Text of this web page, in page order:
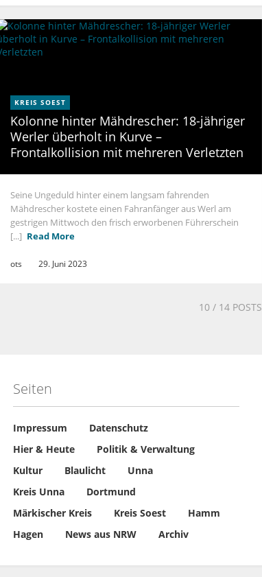
KREIS SOEST
Kolonne hinter Mähdrescher: 18-jähriger
Werler überholt in Kurve –
Frontalkollision mit mehreren Verletzten
Seine Ungeduld hinter einem langsam fahrenden
Mähdrescher kostete einen Fahranfänger aus Werl am
gestrigen Mittwoch den frisch erworbenen Führerschein
[...] Read More
ots 29. Juni 2023
10 / 14 POSTS
Seiten
Impressum
Datenschutz
Hier & Heute
Politik & Verwaltung
Kultur
Blaulicht
Unna
Kreis Unna
Dortmund
Märkischer Kreis
Kreis Soest
Hamm
Hagen
News aus NRW Archiv